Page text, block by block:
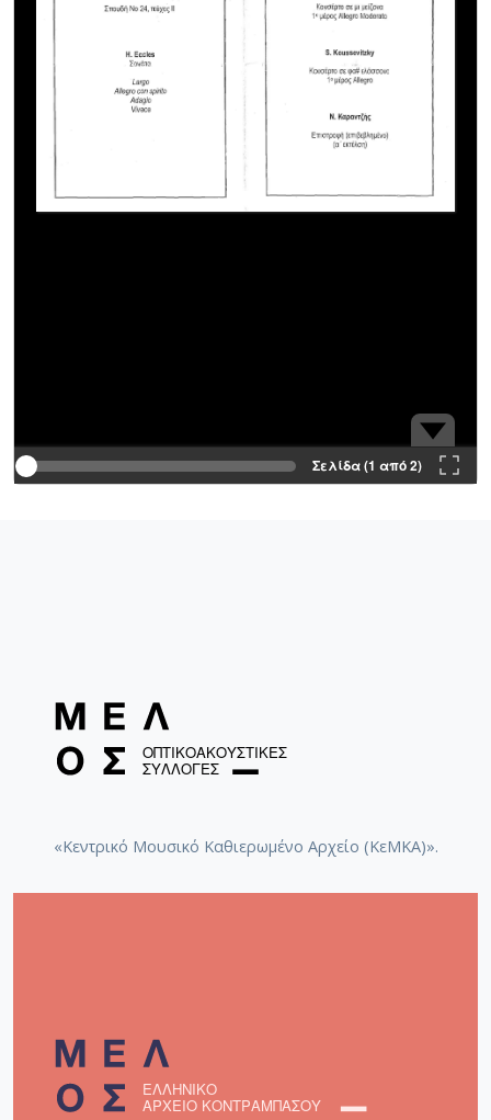
Σελίδα (1 από 2)
«Κεντρικό Μουσικό Καθιερωμένο Αρχείο (ΚεΜΚΑ)».